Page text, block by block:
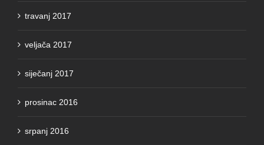
travanj 2017
veljača 2017
siječanj 2017
prosinac 2016
srpanj 2016